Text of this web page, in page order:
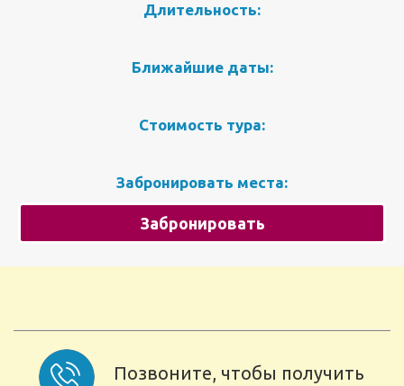
Длительность:
Ближайшие даты:
Стоимость тура:
Забронировать места:
Забронировать
Позвоните, чтобы получить